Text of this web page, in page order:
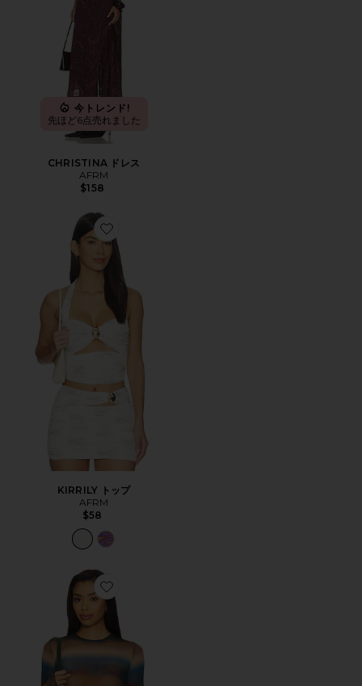
今トレンド!
先ほど6点売れました
CHRISTINA ドレス
AFRM
$158
Favorite KIRRILY トップ
KIRRILY トップ
AFRM
$58
Favorite KAYLEE トップ